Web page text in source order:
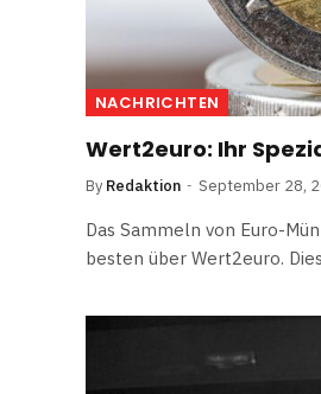
NACHRICHTEN
Wert2euro: Ihr
By Redaktion September 28,
Das Sammeln von Euro-
besten über Wert2euro.